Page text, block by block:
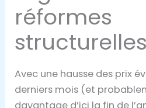
réformes
Avec une hausse des prix
derniers mois (et
davantage d’ici la fin de